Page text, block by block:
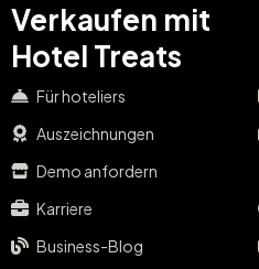
Verkaufen mit
Hotel Treats
Für hoteliers
Auszeichnungen
Demo anfordern
Karriere
Business-Blog